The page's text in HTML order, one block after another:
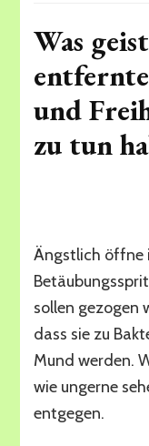
Was
und
zu tun
Ängstlich öffne
sollen gezogen
dass sie zu
Mund werden.
wie ungerne
entgegen.